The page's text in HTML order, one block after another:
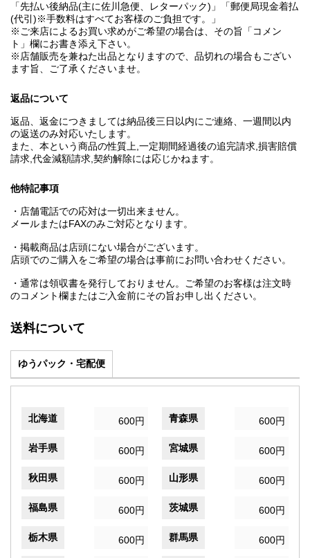
「先払い後納品(主に佐川急便、レターパック)」「郵便局現金着払
(代引)※手数料はすべてお客様のご負担です。」
※ご来店によるお買い求めがご希望の場合は、その旨「コメン
ト」欄にお書き添え下さい。
※店舗販売を兼ねた出品となりますので、品切れの場合もござい
ます旨、ご了承くださいませ。
返品について
返品、返金につきましては納品後三日以内にご連絡、一週間以内
の返送のみ対応いたします。
また、本という商品の性質上,一定期間経過後の追完請求,損害賠償
請求,代金減額請求,契約解除には応じかねます。
他特記事項
・店舗電話での応対は一切出来ません。
メールまたはFAXのみご対応となります。
・掲載商品は店頭にない場合がございます。
店頭でのご購入をご希望の場合は事前にお問い合わせください。
・通常は領収書を発行しておりません。ご希望のお客様は注文時
のコメント欄またはご入金前にその旨お申し出ください。
送料について
ゆうパック・宅配便
北海道 600円 青森県 600円
岩手県 600円 宮城県 600円
秋田県 600円 山形県 600円
福島県 600円 茨城県 600円
栃木県 600円 群馬県 600円